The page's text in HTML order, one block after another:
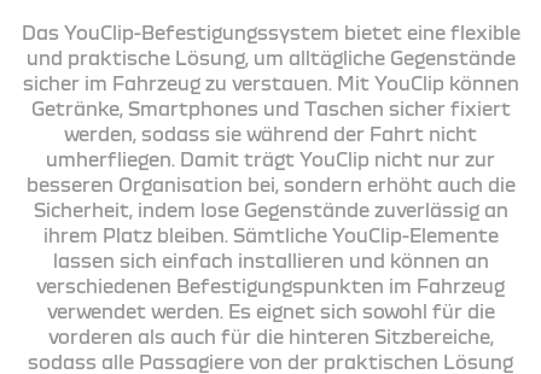
Das YouClip-Befestigungssystem bietet eine flexible
und praktische Lösung, um alltägliche Gegenstände
sicher im Fahrzeug zu verstauen. Mit YouClip können
Getränke, Smartphones und Taschen sicher fixiert
werden, sodass sie während der Fahrt nicht
umherfliegen. Damit trägt YouClip nicht nur zur
besseren Organisation bei, sondern erhöht auch die
Sicherheit, indem lose Gegenstände zuverlässig an
ihrem Platz bleiben. Sämtliche YouClip-Elemente
lassen sich einfach installieren und können an
verschiedenen Befestigungspunkten im Fahrzeug
verwendet werden. Es eignet sich sowohl für die
vorderen als auch für die hinteren Sitzbereiche,
sodass alle Passagiere von der praktischen Lösung